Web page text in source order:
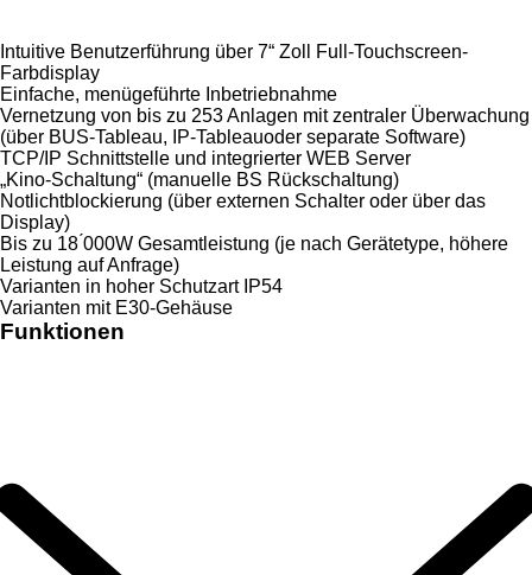
Intuitive Benutzerführung über 7“ Zoll Full-Touchscreen-
Farbdisplay
Einfache, menügeführte Inbetriebnahme
Vernetzung von bis zu 253 Anlagen mit zentraler Überwachung
(über BUS-Tableau, IP-Tableauoder separate Software)
TCP/IP Schnittstelle und integrierter WEB Server
„Kino-Schaltung“ (manuelle BS Rückschaltung)
Notlichtblockierung (über externen Schalter oder über das
Display)
Bis zu 18 ́000W Gesamtleistung (je nach Gerätetype, höhere
Leistung auf Anfrage)
Varianten in hoher Schutzart IP54
Varianten mit E30-Gehäuse
Funktionen